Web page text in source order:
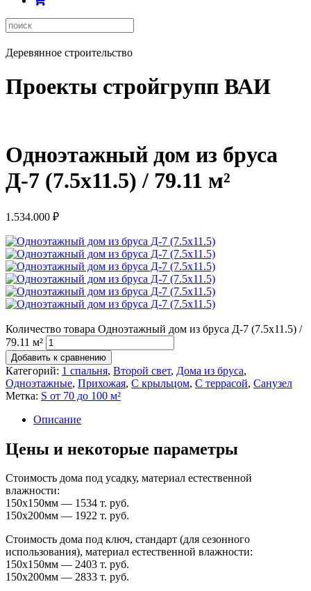
Деревянное строительство
Проекты стройгрупп ВАИ
Одноэтажный дом из бруса
Д-7 (7.5х11.5) / 79.11 м²
1.534.000 ₽
Количество товара Одноэтажный дом из бруса Д-7 (7.5х11.5) /
79.11 м²
Добавить к сравнению
Категорий: 1 спальня, Второй свет, Дома из бруса,
Одноэтажные, Прихожая, С крыльцом, С террасой, Санузел
Метка: S от 70 до 100 м²
Описание
Цены и некоторые параметры
Стоимость дома под усадку, материал естественной
влажности:
150х150мм — 1534 т. руб.
150х200мм — 1922 т. руб.
Стоимость дома под ключ, стандарт (для сезонного
использования), материал естественной влажности:
150х150мм — 2403 т. руб.
150х200мм — 2833 т. руб.